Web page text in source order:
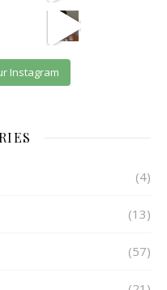
Instagram
(4)
(13)
(57)